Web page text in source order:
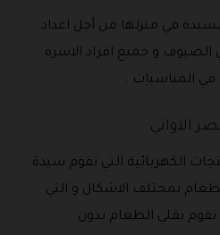
في منزلها من أجل اعداد
الضيوف و جميع افراد الاسرة
في المناسبات .
الاواني
الكهربائية التي تقوم سيدة
بمختلف الاشكال و التي
تقوم بقلي الطعام بدون